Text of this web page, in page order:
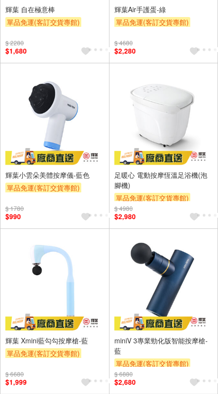
輝葉 自在極意棒
單品免運(客訂交貨專館)
$ 2280
$1,680
輝葉Air手護蛋-綠
單品免運(客訂交貨專館)
$ 4680
$2,280
輝葉小雲朵美體按摩儀-藍色
單品免運(客訂交貨專館)
$ 1780
$990
足暖心 電動按摩恆溫足浴機(泡
腳機)
單品免運(客訂交貨專館)
$ 4980
$2,980
輝葉 Xmini藍勾勾按摩槍-藍
單品免運(客訂交貨專館)
$ 6680
$1,999
miniV 3專業勁化版智能按摩槍-
藍
單品免運(客訂交貨專館)
$ 6880
$2,680